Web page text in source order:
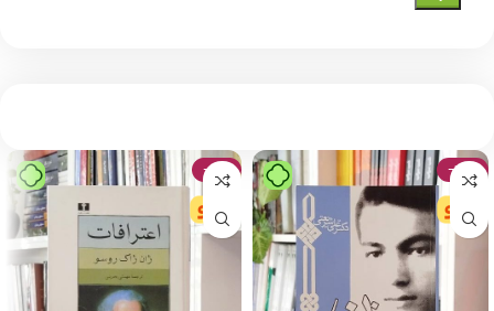
-43%
-24%